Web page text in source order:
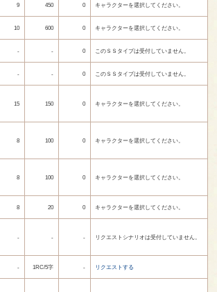
9 450 0 キャラクターを選択してください。
10 600 0 キャラクターを選択してください。
- - 0 このＳＳタイプは受付していません。
- - 0 このＳＳタイプは受付していません。
15 150 0 キャラクターを選択してください。
8 100 0 キャラクターを選択してください。
8 100 0 キャラクターを選択してください。
8 20 0 キャラクターを選択してください。
- - - リクエストシナリオは受付していません。
- 1RC/5字 - リクエストする